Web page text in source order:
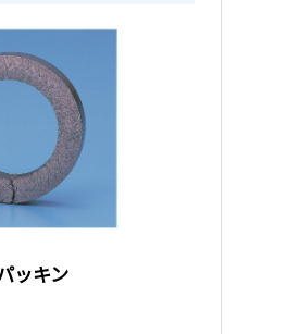
ッキン